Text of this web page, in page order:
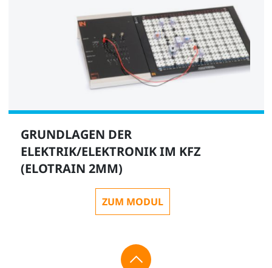
GRUNDLAGEN DER
ELEKTRIK/ELEKTRONIK IM KFZ
(ELOTRAIN 2MM)
ZUM MODUL